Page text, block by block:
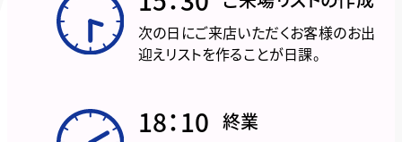
次の日にご来店いただくお客様のお出
迎えリストを作ることが日課。
18：10 終業